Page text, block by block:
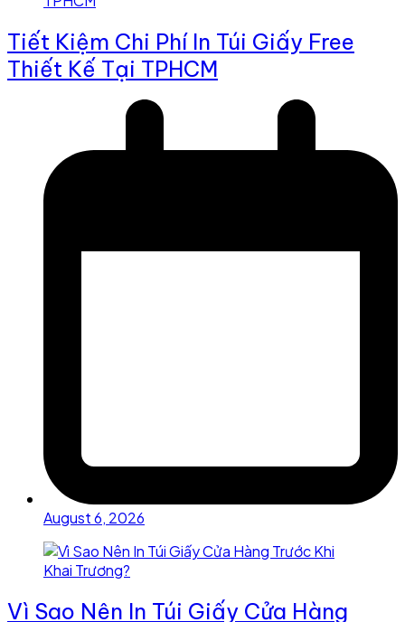
Tiết Kiệm Chi Phí In Túi Giấy Free
Thiết Kế Tại TPHCM
August 6, 2026
Vì Sao Nên In Túi Giấy Cửa Hàng